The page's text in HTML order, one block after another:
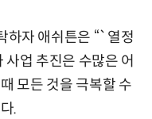
하자 애쉬튼은 “`열정
업 추진은 수많은 어
모든 것을 극복할 수
.